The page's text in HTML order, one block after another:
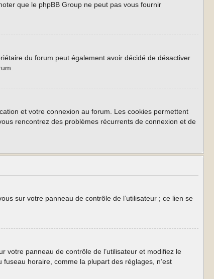
que le phpBB Group ne peut pas vous fournir
du forum peut également avoir décidé de désactiver
et votre connexion au forum. Les cookies permettent
rencontrez des problèmes récurrents de connexion et de
sur votre panneau de contrôle de l’utilisateur ; ce lien se
votre panneau de contrôle de l’utilisateur et modifiez le
horaire, comme la plupart des réglages, n’est